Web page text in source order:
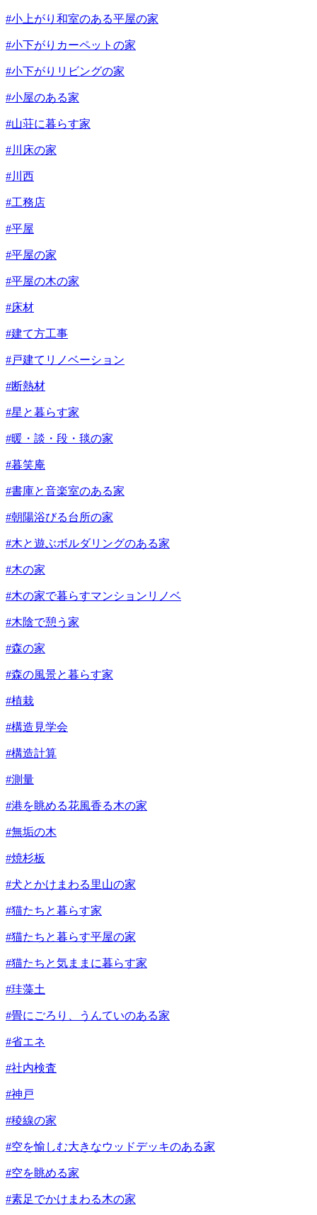
#小上がり和室のある平屋の家
#小下がりカーペットの家
#小下がりリビングの家
#小屋のある家
#山荘に暮らす家
#川床の家
#川西
#工務店
#平屋
#平屋の家
#平屋の木の家
#床材
#建て方工事
#戸建てリノベーション
#断熱材
#星と暮らす家
#暖・談・段・毯の家
#暮笑庵
#書庫と音楽室のある家
#朝陽浴びる台所の家
#木と遊ぶボルダリングのある家
#木の家
#木の家で暮らすマンションリノベ
#木陰で憩う家
#森の家
#森の風景と暮らす家
#植栽
#構造見学会
#構造計算
#測量
#港を眺める花風香る木の家
#無垢の木
#焼杉板
#犬とかけまわる里山の家
#猫たちと暮らす家
#猫たちと暮らす平屋の家
#猫たちと気ままに暮らす家
#珪藻土
#畳にごろり、うんていのある家
#省エネ
#社内検査
#神戸
#稜線の家
#空を愉しむ大きなウッドデッキのある家
#空を眺める家
#素足でかけまわる木の家